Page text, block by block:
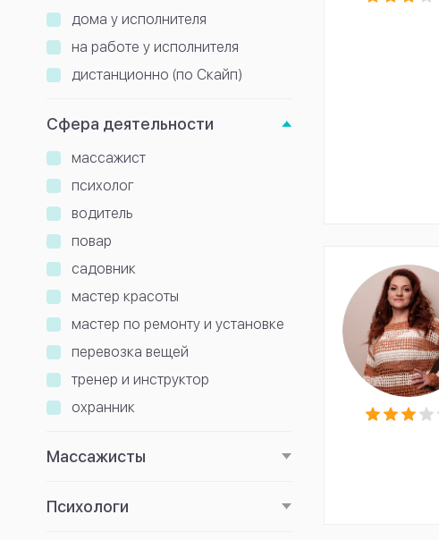
дома у исполнителя
на работе у исполнителя
дистанционно (по Скайп)
Сфера деятельности
массажист
психолог
водитель
повар
садовник
мастер красоты
мастер по ремонту и установке
перевозка вещей
тренер и инструктор
охранник
Массажисты
Психологи